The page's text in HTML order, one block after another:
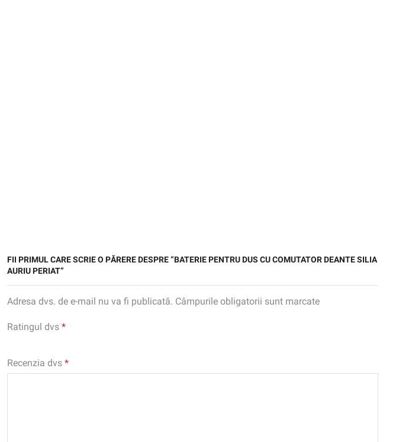
FII PRIMUL CARE SCRIE O PĂRERE DESPRE “BATERIE PENTRU DUS CU COMUTATOR DEANTE SILIA
AURIU PERIAT”
Adresa dvs. de e-mail nu va fi publicată. Câmpurile obligatorii sunt marcate
Ratingul dvs *
Recenzia dvs *